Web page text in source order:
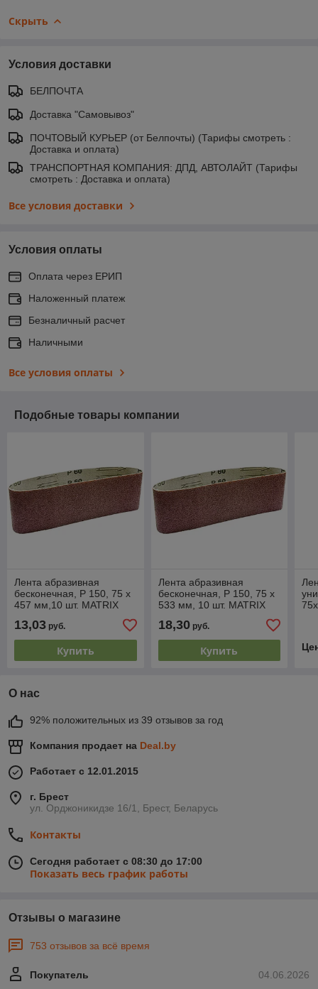
Скрыть
Условия доставки
БЕЛПОЧТА
Доставка "Самовывоз"
ПОЧТОВЫЙ КУРЬЕР (от Белпочты) (Тарифы смотреть :
Доставка и оплата)
ТРАНСПОРТНАЯ КОМПАНИЯ: ДПД, АВТОЛАЙТ (Тарифы
смотреть : Доставка и оплата)
Все условия доставки
Условия оплаты
Оплата через ЕРИП
Наложенный платеж
Безналичный расчет
Наличными
Все условия оплаты
Подобные товары компании
Лента абразивная
бесконечная, P 150, 75 х
457 мм,10 шт. MATRIX
13,03 руб.
Купить
Лента абразивная
бесконечная, P 150, 75 х
533 мм, 10 шт. MATRIX
18,30руб.
Купить
О нас
92% положительных из 39 отзывов за год
Компания продает на Deal.by
Работает с 12.01.2015
г. Брест
ул. Орджоникидзе 16/1, Брест, Беларусь
Контакты
Сегодня работает с 08:30 до 17:00
Показать весь график работы
Отзывы о магазине
753 отзывов за всё время
04.06.2026
Покупатель